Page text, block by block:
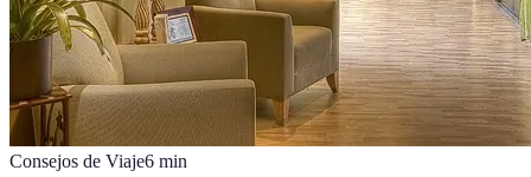
Consejos de Viaje6 min